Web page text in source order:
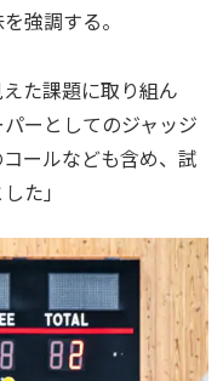
強調する。
た課題に取り組ん
ーとしてのジャッジ
ールなども含め、試
た」